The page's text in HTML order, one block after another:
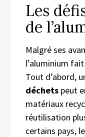
Les
de
Malgré ses
l’aluminium
Tout d’abord,
déchets peut
matériaux
réutilisation
certains pays,